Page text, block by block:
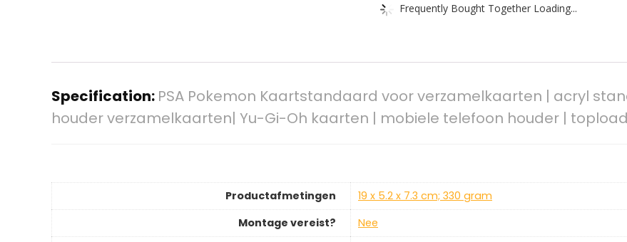
Frequently Bought Together Loading...
Specification: PSA Pokemon Kaartstandaard voor verzamelkaarten | acryl
houder verzamelkaarten| Yu-Gi-Oh kaarten | mobiele telefoon houder |
Productafmetingen
‎19 x 5.2 x 7.3 cm; 330 gram
Montage vereist?
‎Nee